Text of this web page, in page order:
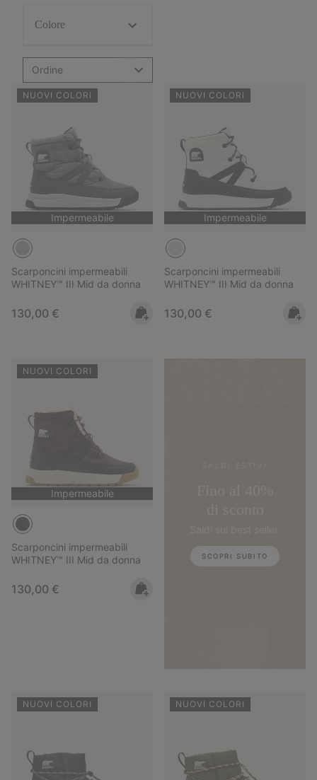
Colore
Ordine
NUOVI COLORI
Impermeabile
Scarponcini impermeabili
WHITNEY™ III Mid da donna
Regular price:
130,00 €
NUOVI COLORI
Impermeabile
Scarponcini impermeabili
WHITNEY™ III Mid da donna
Regular price:
130,00 €
NUOVI COLORI
Impermeabile
Scarponcini impermeabili
WHITNEY™ III Mid da donna
Regular price:
130,00 €
SCOPRI SUBITO
NUOVI COLORI NUOVI COLORI